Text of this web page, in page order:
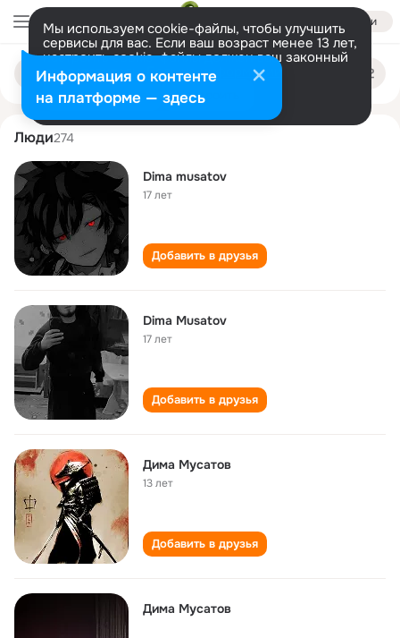
Войти
Мы используем cookie-файлы, чтобы улучшить
сервисы для вас. Если ваш возраст менее 13 лет,
настроить cookie-файлы должен ваш законный
представитель. Больше информации
Разрешить все Настроить
Поиск
людям
dima musatov
Люди274
Dima musatov
17 лет
Добавить в друзья
Dima Musatov
17 лет
Добавить в друзья
Дима Мусатов
13 лет
Добавить в друзья
Дима Мусатов
Информация о контенте
на платформе — здесь